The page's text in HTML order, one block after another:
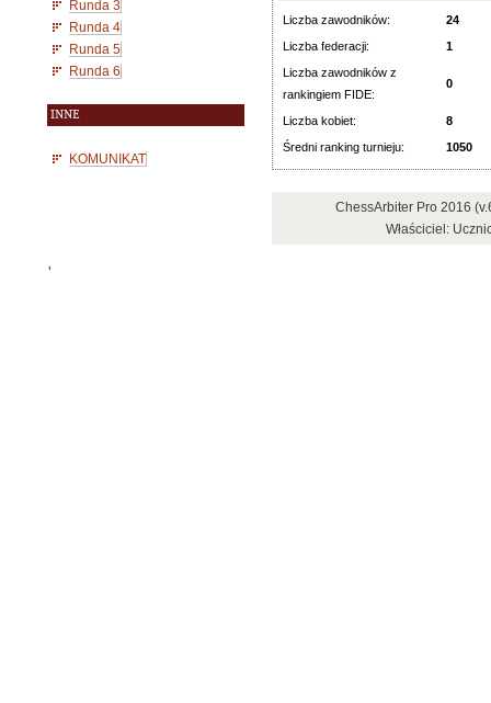
Runda 3
Runda 4
Runda 5
Runda 6
INNE
KOMUNIKAT
Liczba zawodników:
24
Liczba federacji:
1
Liczba zawodników z
rankingiem FIDE:
0
Liczba kobiet:
8
Średni ranking turnieju:
1050
ChessArbiter Pro 2016
Właściciel:
'